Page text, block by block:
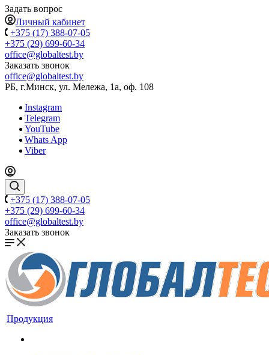
Задать вопрос
Личный кабинет
+375 (17) 388-07-05
+375 (29) 699-60-34
office@globaltest.by
Заказать звонок
office@globaltest.by
РБ, г.Минск, ул. Мележа, 1а, оф. 108
Instagram
Telegram
YouTube
Whats App
Viber
+375 (17) 388-07-05
+375 (29) 699-60-34
office@globaltest.by
Заказать звонок
Продукция